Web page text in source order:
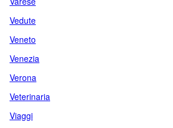
Vedute
Veneto
Venezia
Verona
Veterinaria
Viaggi